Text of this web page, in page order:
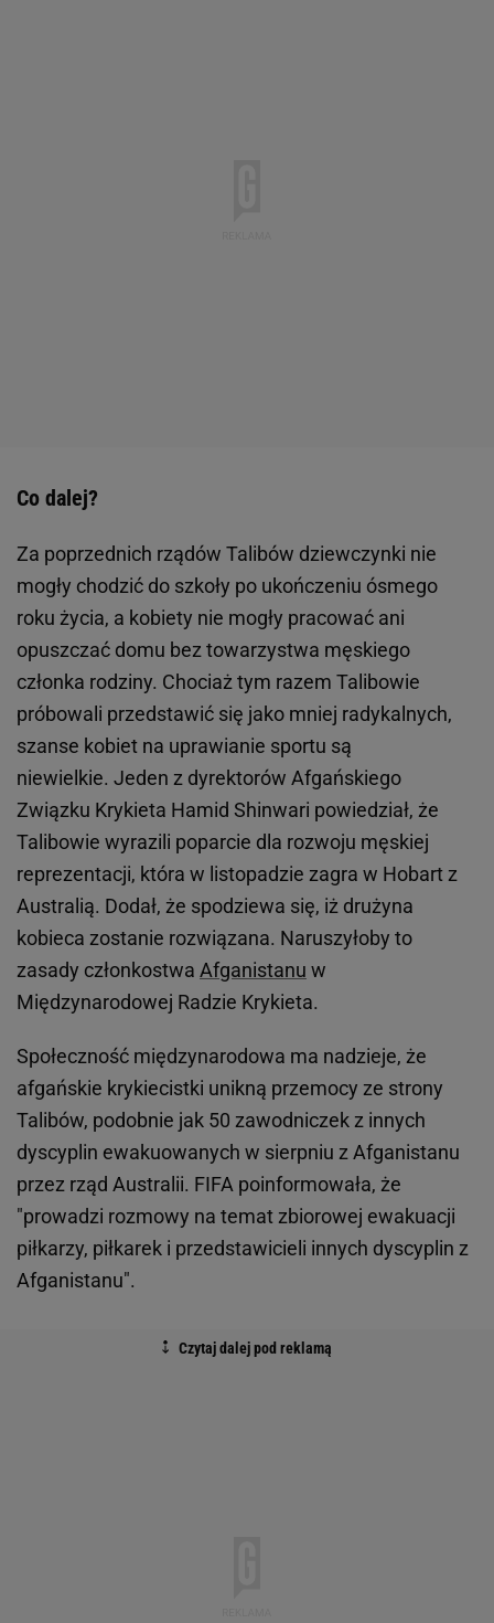
Co dalej?
Za poprzednich rządów Talibów dziewczynki nie
mogły chodzić do szkoły po ukończeniu ósmego
roku życia, a kobiety nie mogły pracować ani
opuszczać domu bez towarzystwa męskiego
członka rodziny. Chociaż tym razem Talibowie
próbowali przedstawić się jako mniej radykalnych,
szanse kobiet na uprawianie sportu są
niewielkie. Jeden z dyrektorów Afgańskiego
Związku Krykieta Hamid Shinwari powiedział, że
Talibowie wyrazili poparcie dla rozwoju męskiej
reprezentacji, która w listopadzie zagra w Hobart z
Australią. Dodał, że spodziewa się, iż drużyna
kobieca zostanie rozwiązana. Naruszyłoby to
zasady członkostwa Afganistanu w
Międzynarodowej Radzie Krykieta.
Społeczność międzynarodowa ma nadzieje, że
afgańskie krykiecistki unikną przemocy ze strony
Talibów, podobnie jak 50 zawodniczek z innych
dyscyplin ewakuowanych w sierpniu z Afganistanu
przez rząd Australii. FIFA poinformowała, że
"prowadzi rozmowy na temat zbiorowej ewakuacji
piłkarzy, piłkarek i przedstawicieli innych dyscyplin z
Afganistanu".